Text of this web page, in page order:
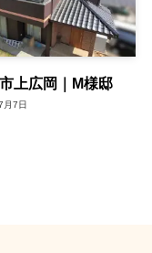
上広岡｜M様邸
月7日